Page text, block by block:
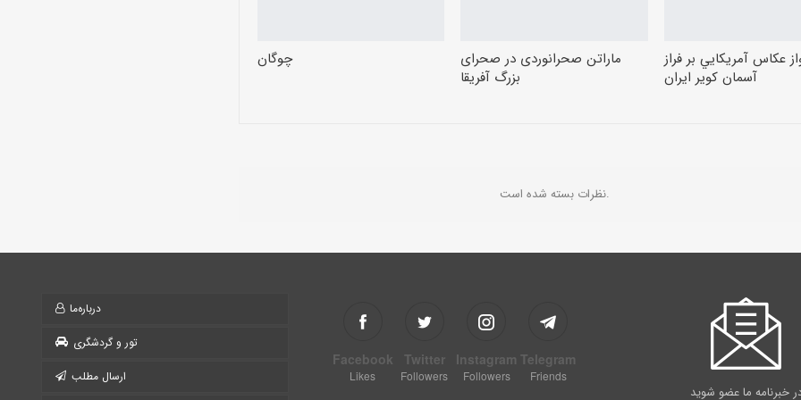
چوگان
ماراتن صحرانوردی در صحرای
بزرگ آفریقا
عكاس آمريكايي بر فراز
آسمان كوير ايران
نظرات بسته شده است.
درباره‌ما
تور و گردشگری
ارسال مطلب
Facebook
Likes
Twitter
Followers
Instagram
Followers
Telegram
Friends
خبرنامه ما عضو شوید